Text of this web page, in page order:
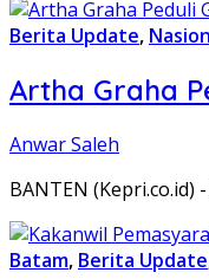
Berita Update,
Artha Graha
Anwar Saleh
BANTEN
Batam, Berita Update